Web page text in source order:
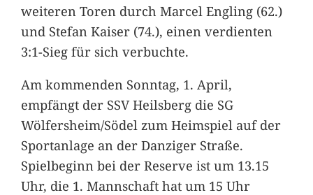
weiteren Toren durch Marcel Engling (62.)
und Stefan Kaiser (74.), einen verdienten
3:1-Sieg für sich verbuchte.
Am kommenden Sonntag, 1. April,
empfängt der SSV Heilsberg die SG
Wölfersheim/Södel zum Heimspiel auf der
Sportanlage an der Danziger Straße.
Spielbeginn bei der Reserve ist um 13.15
Uhr, die 1. Mannschaft hat um 15 Uhr